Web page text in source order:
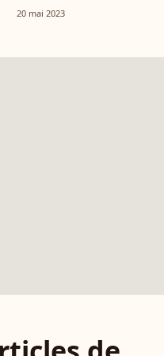
Indiana Jones
20 mai 2023